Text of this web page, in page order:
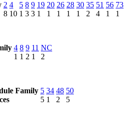
2
8
4
10
5
1
8
3
9
3
19
1
20
1
26
1
28
1
30
1
35
2
51
4
56
1
73
1
4
1
8
1
9
2
11
1
NC
2
Family 5
5
34
1
48
2
50
5